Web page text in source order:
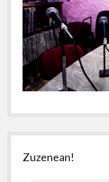
Zuzenean!